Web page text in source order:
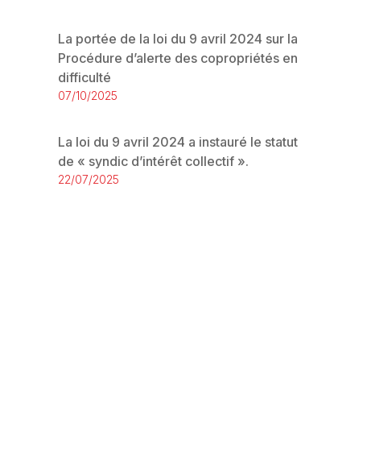
La portée de la loi du 9 avril 2024 sur la
Procédure d’alerte des copropriétés en
difficulté
07/10/2025
La loi du 9 avril 2024 a instauré le statut
de « syndic d’intérêt collectif ».
22/07/2025